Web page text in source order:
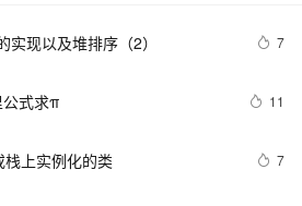
实现以及堆排序（2） 7
公式求π 11
上实例化的类 7